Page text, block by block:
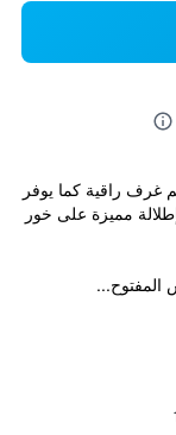
غرف راقية كما يوفر
مميزة على خور
المفتوح...